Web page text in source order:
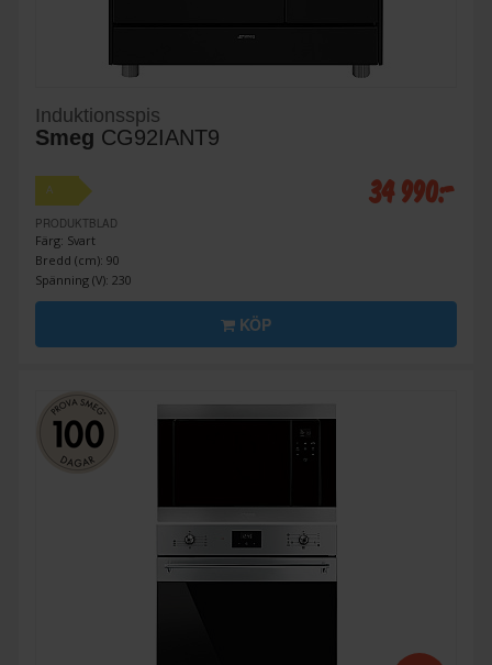
Induktionsspis
Smeg CG92IANT9
A
PRODUKTBLAD
Färg: Svart
Bredd (cm): 90
Spänning (V): 230
34 990:-
KÖP